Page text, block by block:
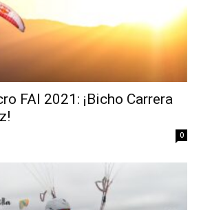
FAI 2021: ¡Bicho Carrera
0